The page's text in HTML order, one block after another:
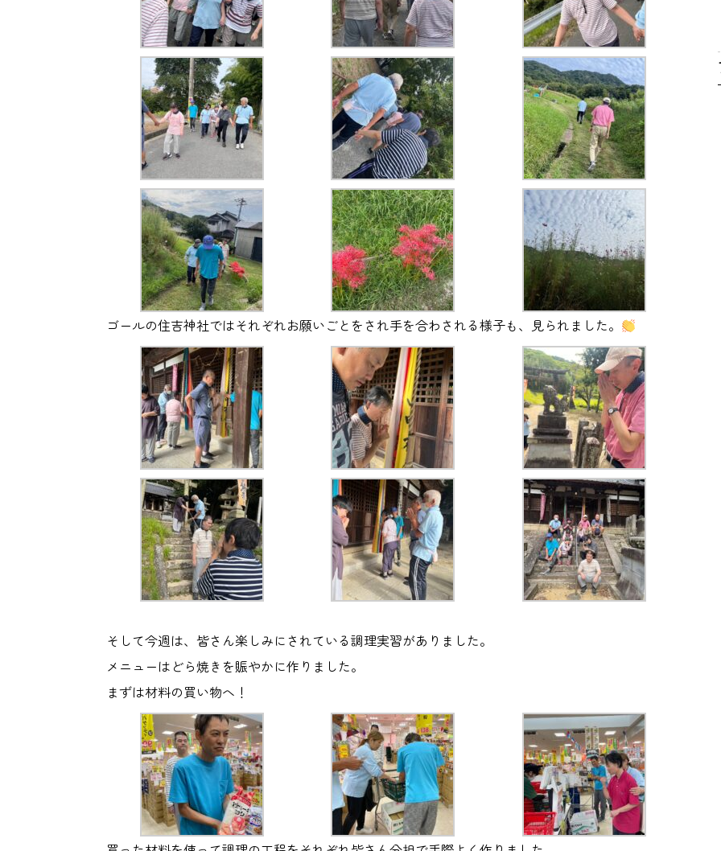
ゴールの住吉神社ではそれぞれお願いごとをされ手を合わされる様子も、見られました。
そして今週は、皆さん楽しみにされている調理実習がありました。
メニューはどら焼きを賑やかに作りました。
まずは材料の買い物へ！